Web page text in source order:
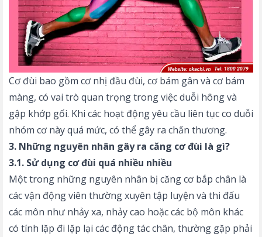
Cơ đùi bao gồm cơ nhị đầu đùi, cơ bám gân và cơ bám
màng, có vai trò quan trọng trong việc duỗi hông và
gập khớp gối. Khi các hoạt động yêu cầu liên tục co duỗi
nhóm cơ này quá mức, có thể gây ra chấn thương.
3. Những nguyên nhân gây ra căng cơ đùi là gì?
3.1. Sử dụng cơ đùi quá nhiều nhiều
Một trong những nguyên nhân bị căng cơ bắp chân là
các vận động viên thường xuyên tập luyện và thi đấu
các môn như nhảy xa, nhảy cao hoặc các bộ môn khác
có tính lặp đi lặp lại các động tác chân, thường gặp phải